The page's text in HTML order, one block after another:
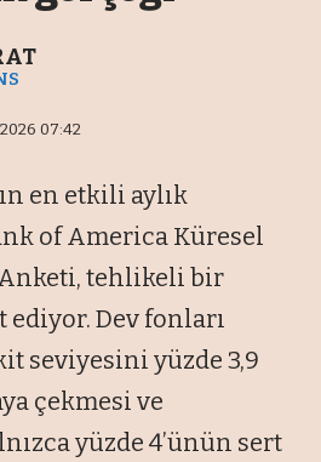
07:42
en etkili aylık
of America Küresel
tehlikeli bir
Dev fonları
seviyesini yüzde 3,9
çekmesi ve
yüzde 4’ünün sert